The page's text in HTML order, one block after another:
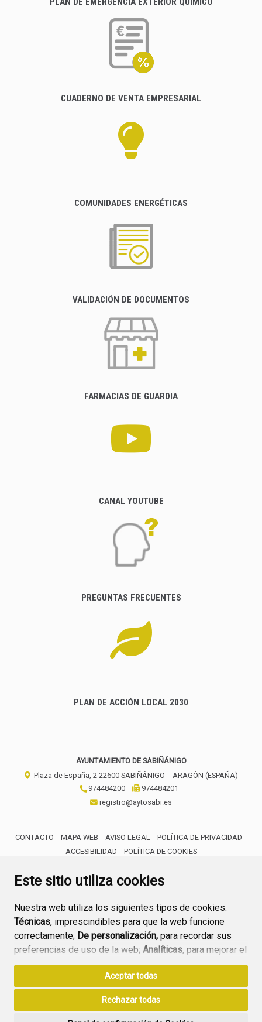
Este sitio utiliza cookies
Nuestra web utiliza los siguientes tipos de cookies:
Técnicas, imprescindibles para que la web funcione
correctamente; De personalización, para recordar sus
preferencias de uso de la web; Analíticas, para mejorar el
funcionamiento de la web y sus servicios.
Si acepta pulsando el botón“Aceptar todas”
consideramos que acepta su uso. Si pulsa el botón
Aceptar todas
Rechazar todas
CUADERNO DE VENTA EMPRESARIAL
COMUNIDADES ENERGÉTICAS
VALIDACIÓN DE DOCUMENTOS
FARMACIAS DE GUARDIA
CANAL YOUTUBE
PREGUNTAS FRECUENTES
PLAN DE ACCIÓN LOCAL 2030
AYUNTAMIENTO DE SABIÑÁNIGO
Plaza de España, 2 22600 SABIÑÁNIGO - ARAGÓN (ESPAÑA)
974484200
974484201
registro@aytosabi.es
CONTACTO MAPA WEB AVISO LEGAL
POLÍTICA DE PRIVACIDAD
ACCESIBILIDAD
POLÍTICA DE COOKIES